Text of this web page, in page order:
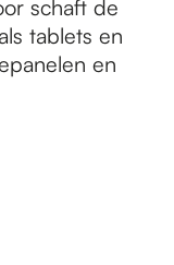
schaft de
tablets en
en